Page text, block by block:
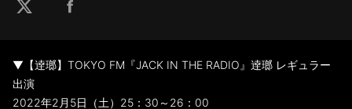
▼【逹瑯】TOKYO FM『JACK IN THE RADIO』逹瑯 レギュラー
出演
2022年2月5日（土）25：30～26：00